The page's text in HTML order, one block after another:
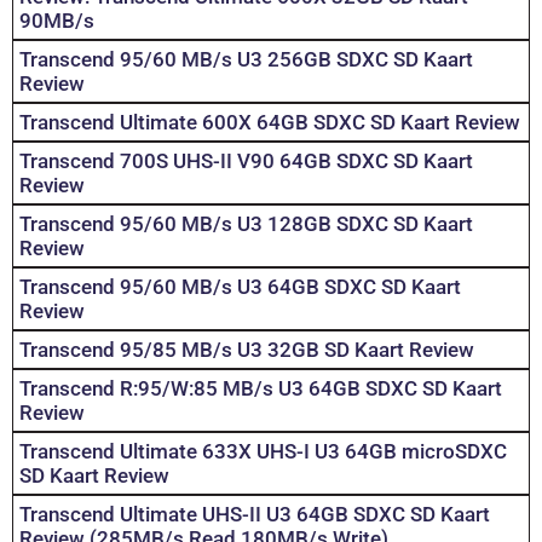
90MB/s
Transcend 95/60 MB/s U3 256GB SDXC SD Kaart
Review
Transcend Ultimate 600X 64GB SDXC SD Kaart Review
Transcend 700S UHS-II V90 64GB SDXC SD Kaart
Review
Transcend 95/60 MB/s U3 128GB SDXC SD Kaart
Review
Transcend 95/60 MB/s U3 64GB SDXC SD Kaart
Review
Transcend 95/85 MB/s U3 32GB SD Kaart Review
Transcend R:95/W:85 MB/s U3 64GB SDXC SD Kaart
Review
Transcend Ultimate 633X UHS-I U3 64GB microSDXC
SD Kaart Review
Transcend Ultimate UHS-II U3 64GB SDXC SD Kaart